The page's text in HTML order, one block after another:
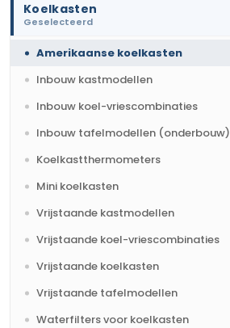
Koelkasten
Geselecteerd
Amerikaanse koelkasten
Inbouw kastmodellen
Inbouw koel-vriescombinaties
Inbouw tafelmodellen (onderbouw)
Koelkastthermometers
Mini koelkasten
Vrijstaande kastmodellen
Vrijstaande koel-vriescombinaties
Vrijstaande koelkasten
Vrijstaande tafelmodellen
Waterfilters voor koelkasten